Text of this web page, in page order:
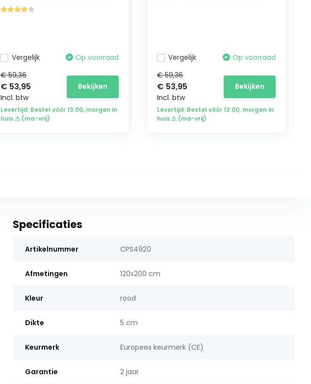
Vergelijk
Op voorraad
€ 59,36
€ 53,95
Incl. btw
Bekijken
Levertijd: Bestel vóór 13:00, morgen in
huis ⚠ (ma-vrij)
Vergelijk
Op voorraad
€ 59,36
€ 53,95
Incl. btw
Bekijken
Levertijd: Bestel vóór 13:00, morgen in
huis ⚠ (ma-vrij)
Specificaties
Artikelnummer CPS4920
Afmetingen 120x200 cm
Kleur rood
Dikte 5 cm
Keurmerk Europees keurmerk (CE)
Garantie 2 jaar